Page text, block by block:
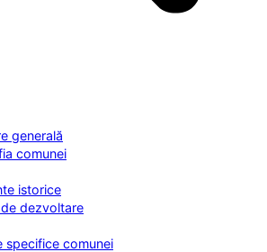
generală
comunei
istorice
dezvoltare
specifice comunei